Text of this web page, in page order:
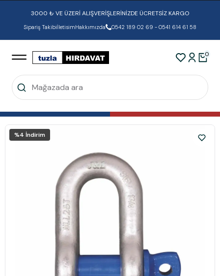
3000 ₺ VE ÜZERİ ALIŞVERİŞLERİNİZDE ÜCRETSİZ KARGO
Sipariş TakibiİletisimHakkımızda 0542 189 02 69 - 0541 614 61 58
0
%4 İndirim